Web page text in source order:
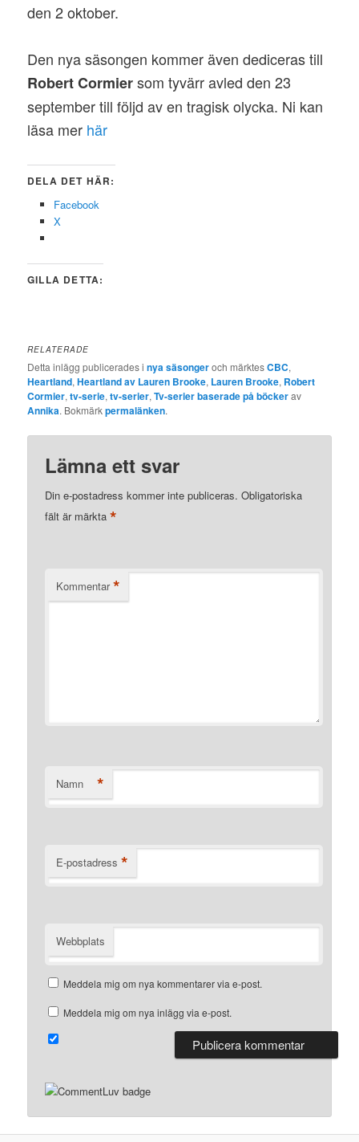
den 2 oktober.
Den nya säsongen kommer även dediceras till
Robert Cormiersom tyvärr avled den 23
september till följd av en tragisk olycka. Ni kan
läsa mer här
DELA DET HÄR:
Facebook
X
GILLA DETTA:
RELATERADE
Detta inlägg publicerades inya säsongeroch märktesCBC,
Heartland,Heartland av Lauren Brooke, Lauren Brooke, Robert
Cormier,tv-serie,tv-serier,Tv-serier baserade på böckerav
Annika. Bokmärkpermalänken.
Lämna ett svar
Din e-postadress kommer inte publiceras. Obligatoriska
fält är märkta*
Kommentar *
Namn *
E-postadress *
Webbplats
Meddela mig om nya kommentarer via e-post.
Meddela mig om nya inlägg via e-post.